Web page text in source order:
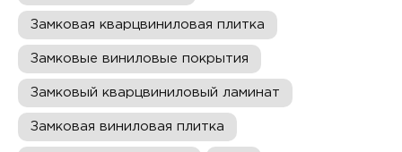
Замковая кварцвиниловая плитка
Замковые виниловые покрытия
Замковый кварцвиниловый ламинат
Замковая виниловая плитка